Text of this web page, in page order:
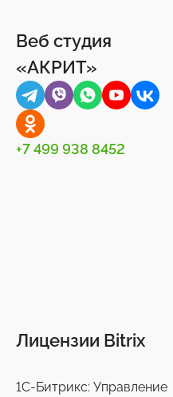
Веб студия
«АКРИТ»
+7 499 938 8452
Лицензии Bitrix
1С-Битрикс: Управление